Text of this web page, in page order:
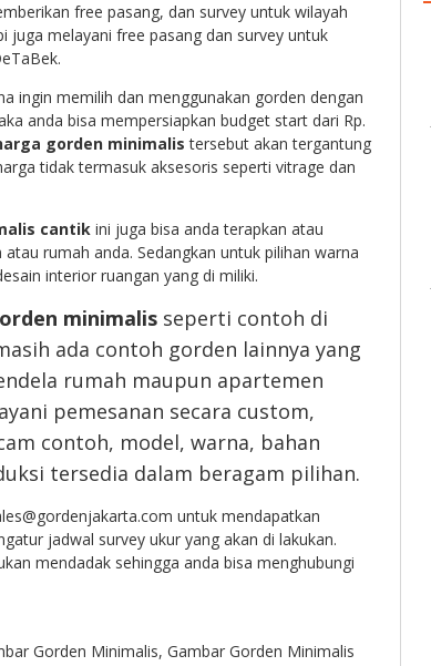
free pasang, dan survey untuk wilayah
juga melayani free pasang dan survey untuk
ingin memilih dan menggunakan gorden dengan
anda bisa mempersiapkan budget start dari Rp.
gorden minimalis tersebut akan tergantung
tidak termasuk aksesoris seperti vitrage dan
cantikini juga bisa anda terapkan atau
rumah anda. Sedangkan untuk pilihan warna
interior ruangan yang di miliki.
minimalisseperti contoh di
ada contoh gorden lainnya yang
rumah maupun apartemen
pemesanan secara custom,
contoh, model, warna, bahan
tersedia dalam beragam pilihan.
untuk mendapatkan
jadwal survey ukur yang akan di lakukan.
mendadak sehingga anda bisa menghubungi
Gorden Minimalis, Gambar Gorden Minimalis